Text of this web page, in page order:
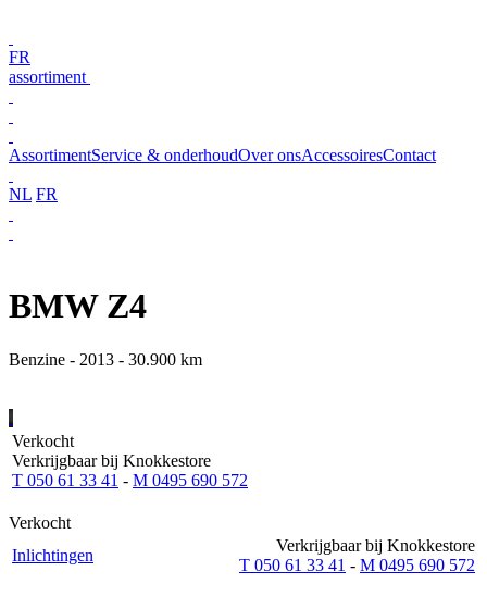
FR
assortiment
AssortimentService & onderhoudOver onsAccessoiresContact
NL FR
BMW Z4
Benzine - 2013 - 30.900 km
Verkocht
Verkrijgbaar bij Knokkestore
T 050 61 33 41 - M 0495 690 572
Verkocht
Inlichtingen
Verkrijgbaar bij Knokkestore
T 050 61 33 41 - M 0495 690 572